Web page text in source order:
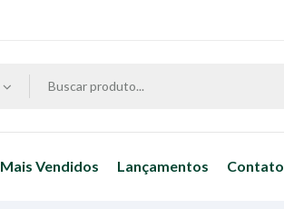
Mais Vendidos Lançamentos Contato